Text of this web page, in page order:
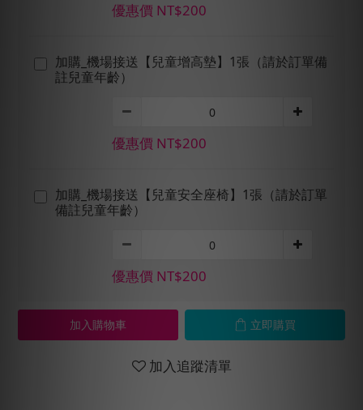
優惠價 NT$200
加購_機場接送【兒童增高墊】1張（請於訂單備
註兒童年齡）
優惠價 NT$200
加購_機場接送【兒童安全座椅】1張（請於訂單
備註兒童年齡）
優惠價 NT$200
加入購物車 立即購買
加入追蹤清單